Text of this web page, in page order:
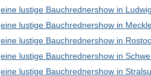
eine lustige Bauchrednershow in
eine lustige Bauchrednershow in
eine lustige Bauchrednershow in
eine lustige Bauchrednershow in
eine lustige Bauchrednershow in